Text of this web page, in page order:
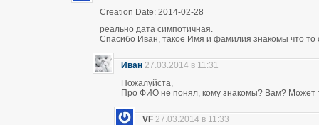
Creation Date: 2014-02-28
реально дата симпотичная.
Спасибо Иван, такое Имя и фамилия знакомы что то
Иван 27.03.2014 в 11:31
Пожалуйста,
Про ФИО не понял, кому знакомы? Вам? Может
VF 27.03.2014 в 11:33